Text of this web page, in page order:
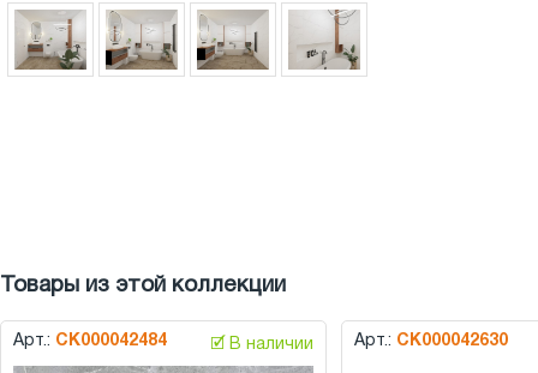
Товары из этой коллекции
Арт.: СК000042484 🗹 В наличии Арт.: СК000042630